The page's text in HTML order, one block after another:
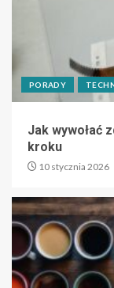
PORADY
Jak wywołać
kroku
10 stycznia 2026